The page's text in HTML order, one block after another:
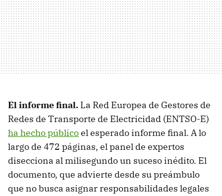
El informe final. La Red Europea de Gestores de
Redes de Transporte de Electricidad (ENTSO-E)
ha hecho públicoel esperado informe final. A lo
largo de 472 páginas, el panel de expertos
disecciona al milisegundo un suceso inédito. El
documento, que advierte desde su preámbulo
que no busca asignar responsabilidades legales